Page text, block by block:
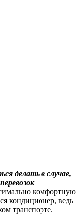
делать в случае,
комфортную
кондиционер, ведь
транспорте.